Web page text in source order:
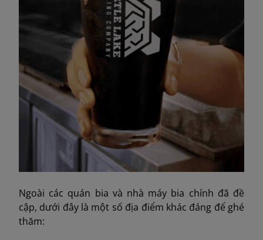
Ngoài các quán bia và nhà máy bia chính đã đề
cập, dưới đây là một số địa điểm khác đáng để ghé
thăm: